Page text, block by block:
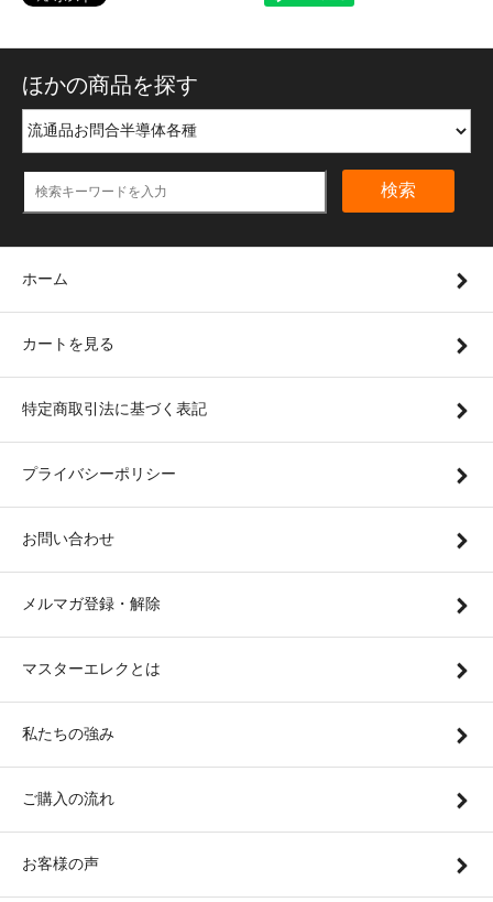
ほかの商品を探す
検索
ホーム
カートを見る
特定商取引法に基づく表記
プライバシーポリシー
お問い合わせ
メルマガ登録・解除
マスターエレクとは
私たちの強み
ご購入の流れ
お客様の声